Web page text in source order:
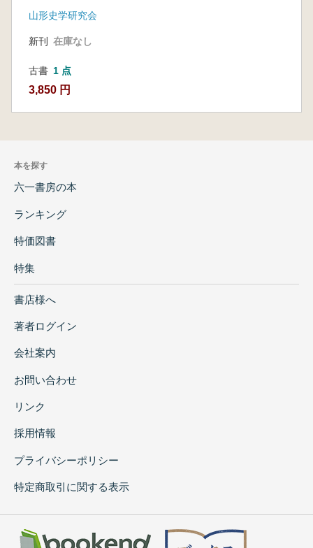
山形史学研究会
新刊 在庫なし
古書 1 点
3,850 円
本を探す
六一書房の本
ランキング
特価図書
特集
書店様へ
著者ログイン
会社案内
お問い合わせ
リンク
採用情報
プライバシーポリシー
特定商取引に関する表示